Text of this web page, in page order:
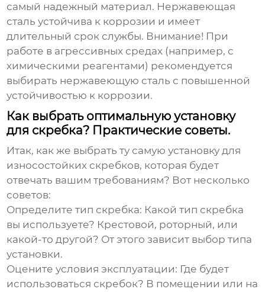
самый надежный материал. Нержавеющая
сталь устойчива к коррозии и имеет
длительный срок службы. Внимание! При
работе в агрессивных средах (например, с
химическими реагентами) рекомендуется
выбирать нержавеющую сталь с повышенной
устойчивостью к коррозии.
Как выбрать оптимальную установку
для скребка? Практические советы.
Итак, как же выбрать ту самуюустановку для
износостойких скребков, которая будет
отвечать вашим требованиям? Вот несколько
советов:
Определите тип скребка: Какой тип скребка
вы используете? Крестовой, роторный, или
какой-то другой? От этого зависит выбор типа
установки.
Оцените условия эксплуатации: Где будет
использоваться скребок? В помещении или на